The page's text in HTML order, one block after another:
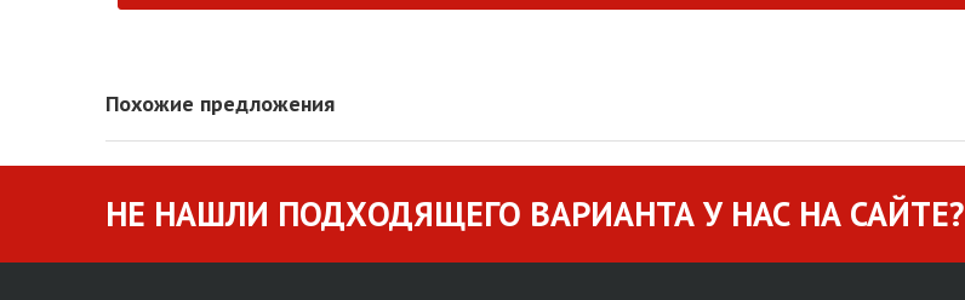
Похожие предложения
НЕ НАШЛИ ПОДХОДЯЩЕГО ВАРИАНТА У НАС НА САЙТЕ?